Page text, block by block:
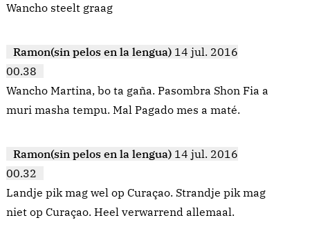
Wancho steelt graag
Ramon(sin pelos en la lengua) 14 jul. 2016
00.38
Wancho Martina, bo ta gaña. Pasombra Shon Fia a
muri masha tempu. Mal Pagado mes a maté.
Ramon(sin pelos en la lengua) 14 jul. 2016
00.32
Landje pik mag wel op Curaçao. Strandje pik mag
niet op Curaçao. Heel verwarrend allemaal.